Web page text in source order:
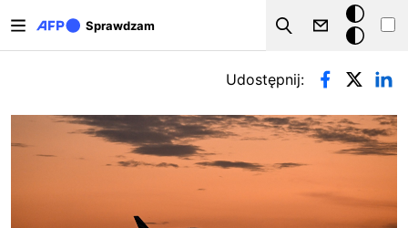
Sprawdzam
Szukaj
Tryb
ciemny
Zakładki podstawowe
Udostępnij: